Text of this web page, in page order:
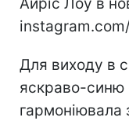
Айріс Лоу в
Для виходу в
яскраво-синю